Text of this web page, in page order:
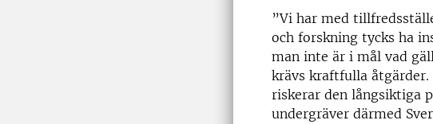
”Vi har med
och forskning tycks ha
man inte är i mål vad
krävs kraftfulla
riskerar den långsiktiga
undergräver därmed